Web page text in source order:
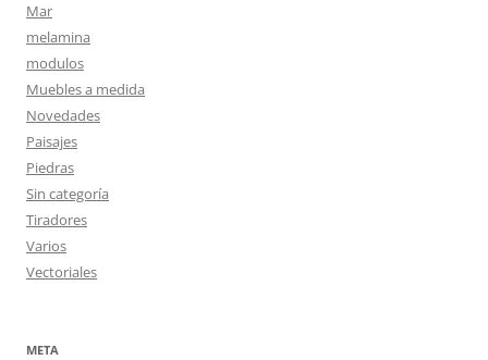
Mar
melamina
modulos
Muebles a medida
Novedades
Paisajes
Piedras
Sin categoría
Tiradores
Varios
Vectoriales
META